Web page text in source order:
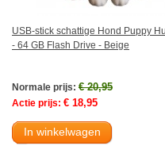
USB-stick schattige Hond Puppy
- 64 GB Flash Drive - Beige
Normale prijs: € 20,95
Actie prijs: € 18,95
In winkelwagen